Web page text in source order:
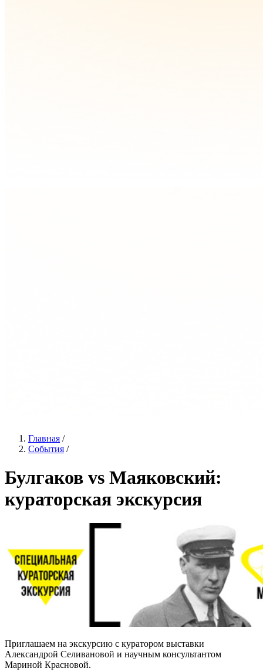
Главная /
События /
Булгаков vs Маяковский:
кураторская экскурсия
Приглашаем на экскурсию с куратором выставки
Александрой Селивановой и научным консультантом
Мариной Красновой.